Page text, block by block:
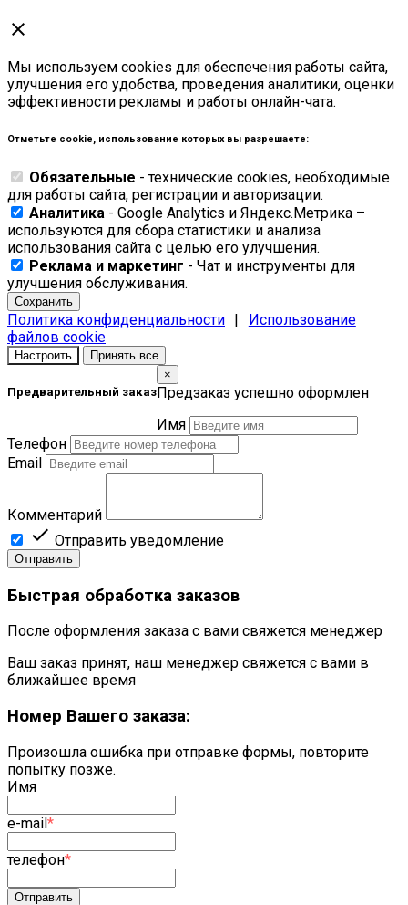
close
Мы используем cookies для обеспечения работы сайта,
улучшения его удобства, проведения аналитики, оценки
эффективности рекламы и работы онлайн-чата.
Отметьте cookie, использование которых вы разрешаете:
Обязательные - технические cookies, необходимые
для работы сайта, регистрации и авторизации.
Аналитика - Google Analytics и Яндекс.Метрика –
используются для сбора статистики и анализа
использования сайта с целью его улучшения.
Реклама и маркетинг - Чат и инструменты для
улучшения обслуживания.
Сохранить
Политика конфиденциальности |
Использование
файлов cookie
Настроить Принять все
Предварительный заказ
×
Предзаказ успешно оформлен
Имя
Телефон
Email
Комментарий
 Отправить уведомление
Отправить
Быстрая обработка заказов
После оформления заказа с вами свяжется менеджер
Ваш заказ принят, наш менеджер свяжется с вами в
ближайшее время
Номер Вашего заказа:
Произошла ошибка при отправке формы, повторите
попытку позже.
Имя
e-mail*
телефон*
Отправить